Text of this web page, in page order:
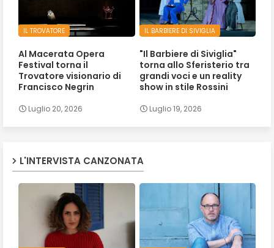
IL TROVATORE
Al Macerata Opera
Festival torna il
Trovatore visionario di
Francisco Negrin
Luglio 20, 2026
IL BARBIERE DI SIVIGLIA
"Il Barbiere di Siviglia"
torna allo Sferisterio tra
grandi voci e un reality
show in stile Rossini
Luglio 19, 2026
L'INTERVISTA CANZONATA